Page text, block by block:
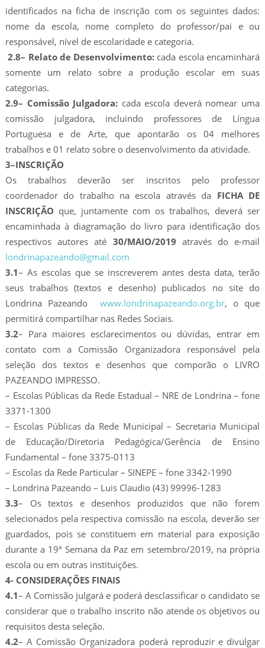
identificados na ficha de inscrição com os seguintes dados:
nome da escola, nome completo do professor/pai e ou
responsável, nível de escolaridade e categoria.
2.8– Relato de Desenvolvimento: cada escola encaminhará
somente um relato sobre a produção escolar em suas
categorias.
2.9– Comissão Julgadora: cada escola deverá nomear uma
comissão julgadora, incluindo professores de Língua
Portuguesa e de Arte, que apontarão os 04 melhores
trabalhos e 01 relato sobre o desenvolvimento da atividade.
3–INSCRIÇÃO
Os trabalhos deverão ser inscritos pelo professor
coordenador do trabalho na escola através da FICHA DE
INSCRIÇÃO que, juntamente com os trabalhos, deverá ser
encaminhada à diagramação do livro para identificação dos
respectivos autores até 30/MAIO/2019 através do e-mail
londrinapazeando@gmail.com
3.1– As escolas que se inscreverem antes desta data, terão
seus trabalhos (textos e desenho) publicados no site do
Londrina Pazeando www.londrinapazeando.org.br, o que
permitirá compartilhar nas Redes Sociais.
3.2– Para maiores esclarecimentos ou dúvidas, entrar em
contato com a Comissão Organizadora responsável pela
seleção dos textos e desenhos que comporão o LIVRO
PAZEANDO IMPRESSO.
– Escolas Públicas da Rede Estadual – NRE de Londrina – fone
3371-1300
– Escolas Públicas da Rede Municipal – Secretaria Municipal
de Educação/Diretoria Pedagógica/Gerência de Ensino
Fundamental – fone 3375-0113
– Escolas da Rede Particular – SINEPE – fone 3342-1990
– Londrina Pazeando – Luis Claudio (43) 99996-1283
3.3– Os textos e desenhos produzidos que não forem
selecionados pela respectiva comissão na escola, deverão ser
guardados, pois se constituem em material para exposição
durante a 19ª Semana da Paz em setembro/2019, na própria
escola ou em outras instituições.
4- CONSIDERAÇÕES FINAIS
4.1– A Comissão julgará e poderá desclassificar o candidato se
considerar que o trabalho inscrito não atende os objetivos ou
requisitos desta seleção.
4.2– A Comissão Organizadora poderá reproduzir e divulgar